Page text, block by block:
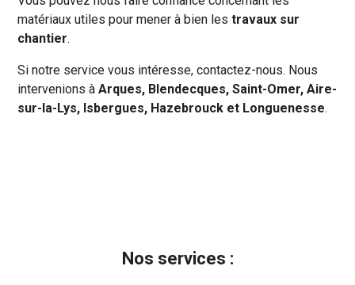
matériaux utiles pour mener à bien lestravaux sur
chantier.
Si notre service vous intéresse, contactez-nous. Nous
intervenions àArques, Blendecques, Saint-Omer, Aire-
sur-la-Lys, Isbergues, Hazebrouck et Longuenesse.
Nos services :